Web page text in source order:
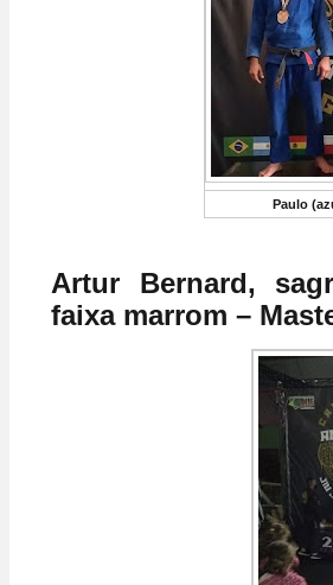
Paulo
Artur Bernard,
faixa marrom –